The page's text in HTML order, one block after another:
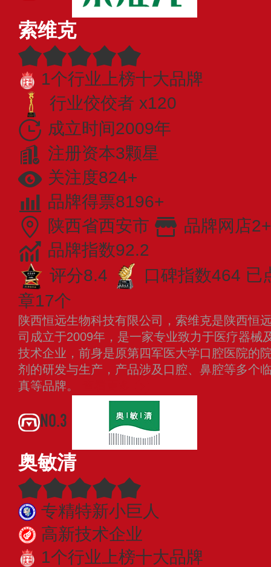
索维克
1个行业上榜十大品牌
行业佼佼者 x120
成立时间2009年
注册资本3颗星
关注度824+
品牌得票8196+
陕西省西安市
品牌网店2+
品牌指数92.2
评分8.4
口碑指数464 已
章17个
陕西恒远生物科技有限公司，索维克是陕西恒
司成立于2009年，是一家专业致力于医疗器械
技术企业，前身是原第四军医大学口腔医院的
剂的研发与生产，产品涉及口腔、鼻腔等多个
真等品牌。
NO.3
奥敏清
专精特新小巨人
高新技术企业
1个行业上榜十大品牌